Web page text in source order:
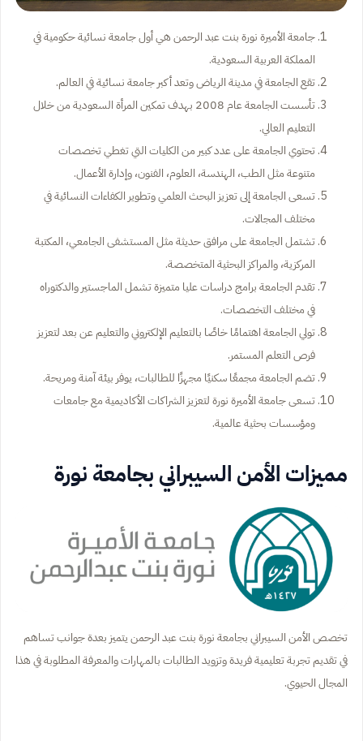
جامعة الأميرة نورة بنت عبد الرحمن هي أول جامعة نسائية حكومية في
المملكة العربية السعودية.
تقع الجامعة في مدينة الرياض وتعد أكبر جامعة نسائية في العالم.
تأسست الجامعة عام 2008 بهدف تمكين المرأة السعودية من خلال
التعليم العالي.
تحتوي الجامعة على عدد كبير من الكليات التي تغطي تخصصات
متنوعة مثل الطب، الهندسة، العلوم، الفنون، وإدارة الأعمال.
تسعى الجامعة إلى تعزيز البحث العلمي وتطوير الكفاءات النسائية في
مختلف المجالات.
تشتمل الجامعة على مرافق حديثة مثل المستشفى الجامعي، المكتبة
المركزية، والمراكز البحثية المتخصصة.
تقدم الجامعة برامج دراسات عليا متميزة تشمل الماجستير والدكتوراه
في مختلف التخصصات.
تولي الجامعة اهتمامًا خاصًا بالتعليم الإلكتروني والتعليم عن بعد لتعزيز
فرص التعلم المستمر.
تضم الجامعة مجمعًا سكنيًا مجهزًا للطالبات، يوفر بيئة آمنة ومريحة.
تسعى جامعة الأميرة نورة لتعزيز الشراكات الأكاديمية مع جامعات
ومؤسسات بحثية عالمية.
مميزات الأمن السيبراني بجامعة نورة
تخصص الأمن السيبراني بجامعة نورة بنت عبد الرحمن يتميز بعدة جوانب تساهم
في تقديم تجربة تعليمية فريدة وتزويد الطالبات بالمهارات والمعرفة المطلوبة في هذا
المجال الحيوي.